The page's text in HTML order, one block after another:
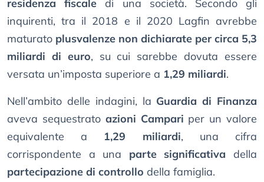
residenza fiscale di una società. Secondo gli
inquirenti, tra il 2018 e il 2020 Lagfin avrebbe
maturato plusvalenze non dichiarate per circa 5,3
miliardi di euro, su cui sarebbe dovuta essere
versata un’imposta superiore a 1,29 miliardi.
Nell’ambito delle indagini, la Guardia di Finanza
aveva sequestrato azioni Campari per un valore
equivalente a 1,29 miliardi, una cifra
corrispondente a una parte significativa della
partecipazione di controllo della famiglia.